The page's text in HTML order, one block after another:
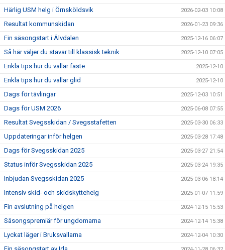
Härlig USM helg i Örnsköldsvik 2026-02-03 10:08
Resultat kommunskidan 2026-01-23 09:36
Fin säsongstart i Älvdalen 2025-12-16 06:07
Så här väljer du stavar till klassisk teknik 2025-12-10 07:05
Enkla tips hur du vallar fäste 2025-12-10
Enkla tips hur du vallar glid 2025-12-10
Dags för tävlingar 2025-12-03 10:51
Dags för USM 2026 2025-06-08 07:55
Resultat Svegsskidan / Svegsstafetten 2025-03-30 06:33
Uppdateringar inför helgen 2025-03-28 17:48
Dags för Svegsskidan 2025 2025-03-27 21:54
Status inför Svegsskidan 2025 2025-03-24 19:35
Inbjudan Svegsskidan 2025 2025-03-06 18:14
Intensiv skid- och skidskyttehelg 2025-01-07 11:59
Fin avslutning på helgen 2024-12-15 15:53
Säsongspremiär för ungdomarna 2024-12-14 15:38
Lyckat läger i Bruksvallarna 2024-12-04 10:30
Fin säsongstart av Ida